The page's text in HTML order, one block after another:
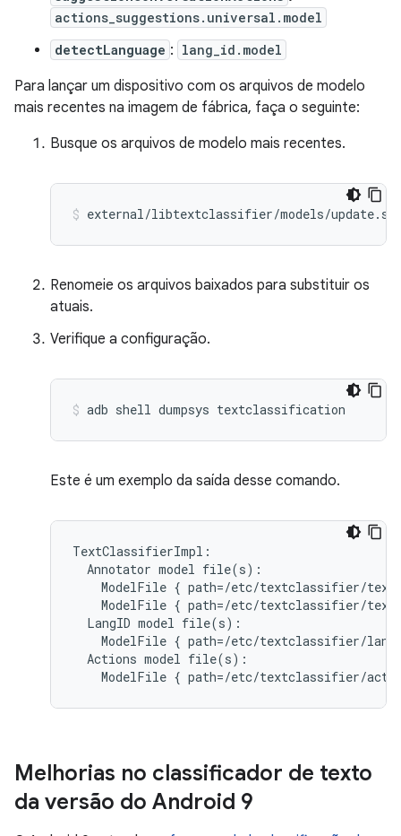
actions_suggestions.universal.model
detectLanguage : lang_id.model
Para lançar um dispositivo com os arquivos de modelo
mais recentes na imagem de fábrica, faça o seguinte:
Busque os arquivos de modelo mais recentes.
Renomeie os arquivos baixados para substituir os
atuais.
Verifique a configuração.
Este é um exemplo da saída desse comando.
TextClassifierImpl:
  Annotator model file(s):
ModelFile { path=/etc/textclassifier/
ModelFile { path=/etc/textclassifier/
  LangID model file(s):
ModelFile { path=/etc/textclassifier/
  Actions model file(s):
ModelFile { path=/etc/textclassifier/
Melhorias no classificador de texto
da versão do Android 9